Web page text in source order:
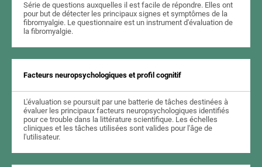
Série de questions auxquelles il est facile de répondre. Elles ont
pour but de détecter les principaux signes et symptômes de la
fibromyalgie. Le questionnaire est un instrument d'évaluation de
la fibromyalgie.
Facteurs neuropsychologiques et profil cognitif
L'évaluation se poursuit par une batterie de tâches destinées à
évaluer les principaux facteurs neuropsychologiques identifiés
pour ce trouble dans la littérature scientifique. Les échelles
cliniques et les tâches utilisées sont valides pour l'âge de
l'utilisateur.